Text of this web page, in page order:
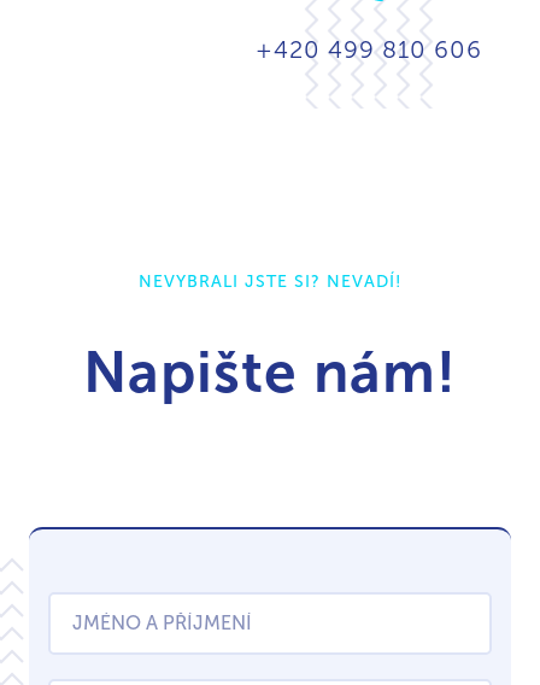
+420 499 810 606
NEVYBRALI JSTE SI? NEVADÍ!
Napište nám!